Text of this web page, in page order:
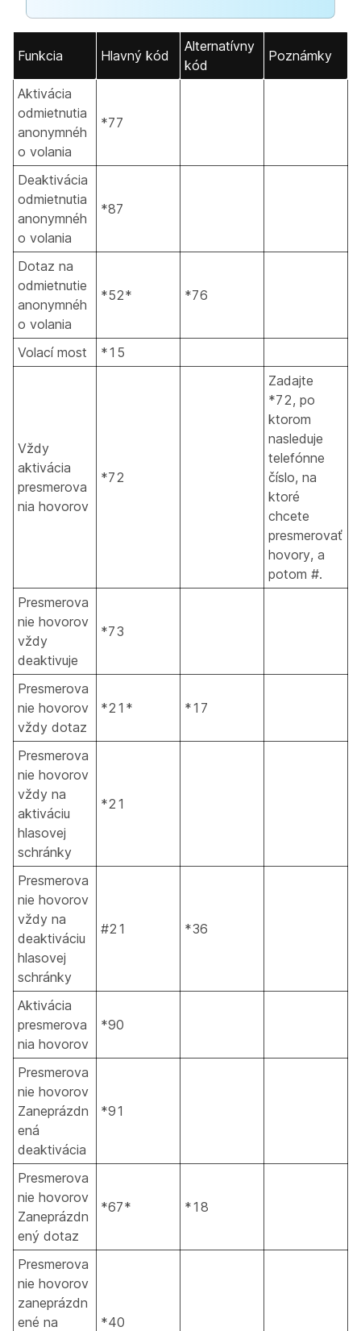
Funkcia Hlavný kód
Alternatívny
kód
Poznámky
Aktivácia
odmietnutia
anonymnéh
o volania
*77
Deaktivácia
odmietnutia
anonymnéh
o volania
*87
Dotaz na
odmietnutie
anonymnéh
o volania
*52* *76
Volací most *15
Vždy
aktivácia
presmerova
nia hovorov
*72
Zadajte
*72, po
ktorom
nasleduje
telefónne
číslo, na
ktoré
chcete
presmerovať
hovory, a
potom #.
Presmerova
nie hovorov
vždy
deaktivuje
*73
Presmerova
nie hovorov
vždy dotaz
*21* *17
Presmerova
nie hovorov
vždy na
aktiváciu
hlasovej
schránky
*21
Presmerova
nie hovorov
vždy na
deaktiváciu
hlasovej
schránky
#21 *36
Aktivácia
presmerova
nia hovorov
*90
Presmerova
nie hovorov
Zaneprázdn
ená
deaktivácia
*91
Presmerova
nie hovorov
Zaneprázdn
ený dotaz
*67* *18
Presmerova
nie hovorov
zaneprázdn
ené na
*40